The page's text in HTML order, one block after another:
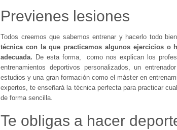
Previenes lesiones
Todos creemos que sabemos entrenar y hacerlo todo
técnica con la que practicamos algunos ejercicios o
adecuada. De esta forma, como nos explican los
entrenamientos deportivos personalizados, un
estudios y una gran formación como el máster en
expertos, te enseñará la técnica perfecta para practicar
de forma sencilla.
Te obligas a hacer